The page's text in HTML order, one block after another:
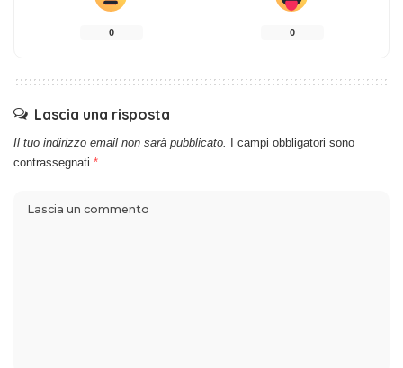
0 0
Lascia una risposta
Il tuo indirizzo email non sarà pubblicato. I campi obbligatori sono
contrassegnati *